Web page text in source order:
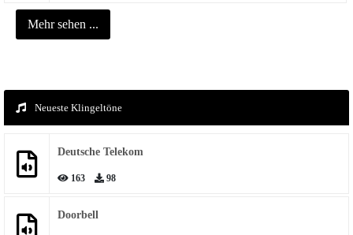
Mehr sehen ...
Neueste Klingeltöne
Deutsche Telekom
163 98
Doorbell